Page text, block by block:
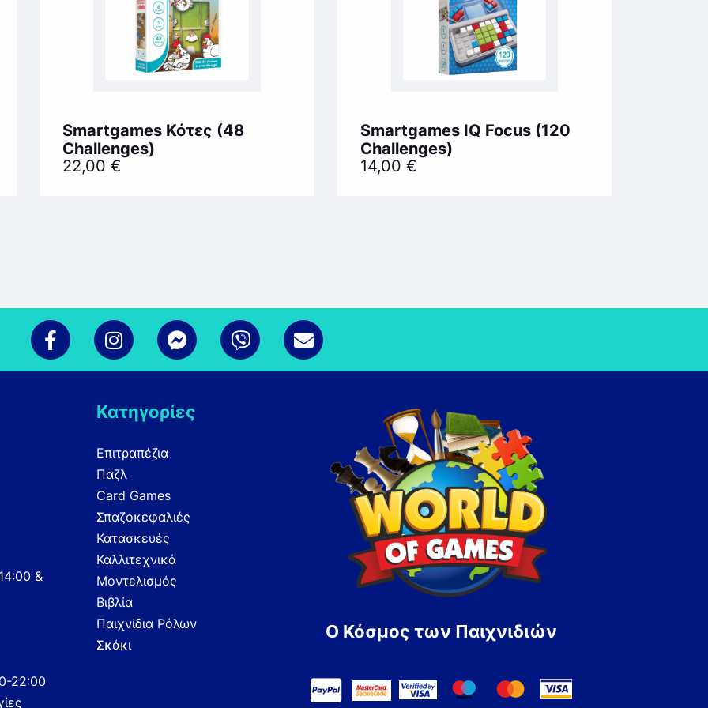
Smartgames Κότες (48
Challenges)
22,00€
Smartgames IQ Focus (120
Challenges)
14,00€
&
22:00
Κατηγορίες
Επιτραπέζια
Παζλ
Card Games
Σπαζοκεφαλιές
Κατασκευές
Καλλιτεχνικά
Μοντελισμός
Βιβλία
Παιχνίδια Ρόλων
Σκάκι
Ο Κόσμος των Παιχνιδιών